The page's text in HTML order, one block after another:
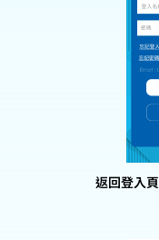
返回登入